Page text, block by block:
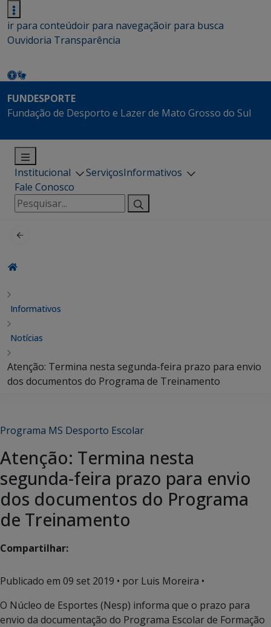
ir para conteúdoir para navegaçãoir para busca
Ouvidoria Transparência
FUNDESPORTE
Fundação de Desporto e Lazer de Mato Grosso do Sul
Institucional ServiçosInformativos
Fale Conosco
Pesquisar
por:
Informativos
Notícias
Atenção: Termina nesta segunda-feira prazo para envio
dos documentos do Programa de Treinamento
Programa MS Desporto Escolar
Atenção: Termina nesta
segunda-feira prazo para envio
dos documentos do Programa
de Treinamento
Compartilhar:
Publicado em 09 set 2019 • por Luis Moreira •
O Núcleo de Esportes (Nesp) informa que o prazo para
envio da documentação do Programa Escolar de Formação